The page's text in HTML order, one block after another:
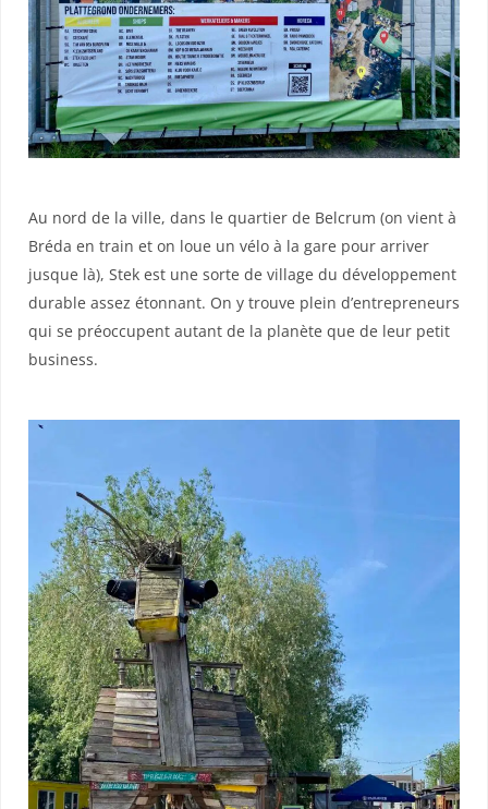
Au nord de la ville, dans le quartier de Belcrum (on vient à
Bréda en train et on loue un vélo à la gare pour arriver
jusque là), Stek est une sorte de village du développement
durable assez étonnant. On y trouve plein d’entrepreneurs
qui se préoccupent autant de la planète que de leur petit
business.